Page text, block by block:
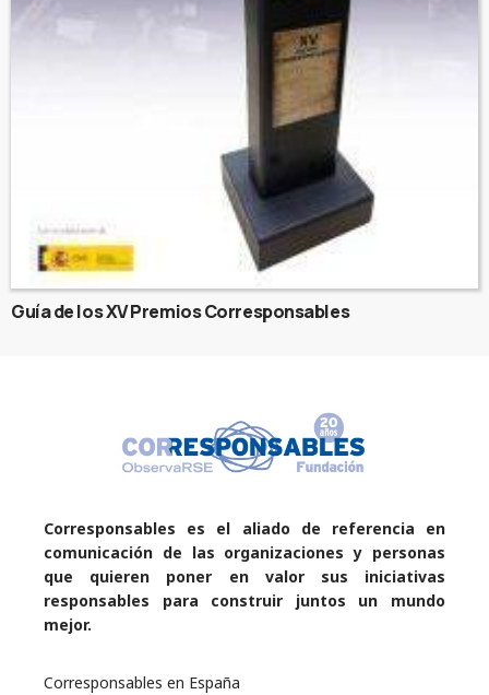
Guía de los XV Premios Corresponsables
Corresponsables es el aliado de referencia en
comunicación de las organizaciones y personas
que quieren poner en valor sus iniciativas
responsables para construir juntos un mundo
mejor.
Corresponsables en España